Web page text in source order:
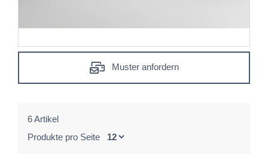
Muster anfordern
6 Artikel
Produkte pro Seite